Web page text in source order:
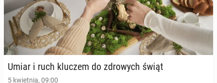
Jane Seymour za­chwy­ca figurą. Aktorka zdra­dzi­ła
tajniki swojej diety
25 maja 2025, 09:00
Umiar i ruch kluczem do zdro­wych świąt
5 kwietnia, 09:00